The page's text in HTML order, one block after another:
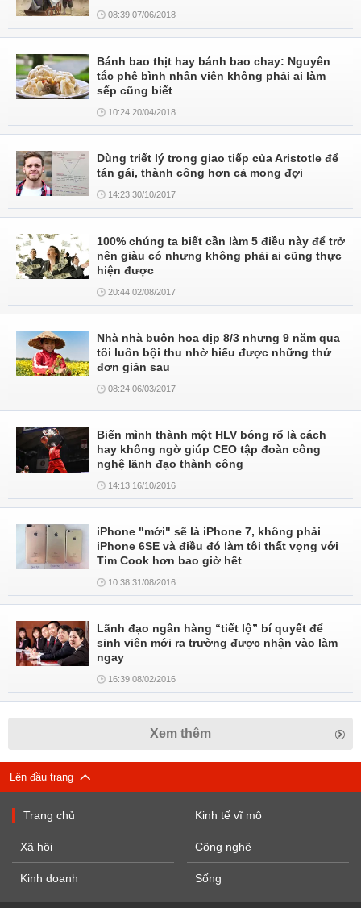
08:39 07/06/2018
Bánh bao thịt hay bánh bao chay: Nguyên
tắc phê bình nhân viên không phải ai làm
sếp cũng biết
10:24 20/04/2018
Dùng triết lý trong giao tiếp của Aristotle để
tán gái, thành công hơn cả mong đợi
14:23 30/10/2017
100% chúng ta biết cần làm 5 điều này để trở
nên giàu có nhưng không phải ai cũng thực
hiện được
20:44 02/08/2017
Nhà nhà buôn hoa dịp 8/3 nhưng 9 năm qua
tôi luôn bội thu nhờ hiểu được những thứ
đơn giản sau
08:24 06/03/2017
Biến mình thành một HLV bóng rổ là cách
hay không ngờ giúp CEO tập đoàn công
nghệ lãnh đạo thành công
14:13 16/10/2016
iPhone "mới" sẽ là iPhone 7, không phải
iPhone 6SE và điều đó làm tôi thất vọng với
Tim Cook hơn bao giờ hết
10:38 31/08/2016
Lãnh đạo ngân hàng “tiết lộ” bí quyết để
sinh viên mới ra trường được nhận vào làm
ngay
16:39 08/02/2016
Xem thêm
Lên đầu trang
Trang chủ
Xã hội
Kinh doanh
Kinh tế vĩ mô
Công nghệ
Sống